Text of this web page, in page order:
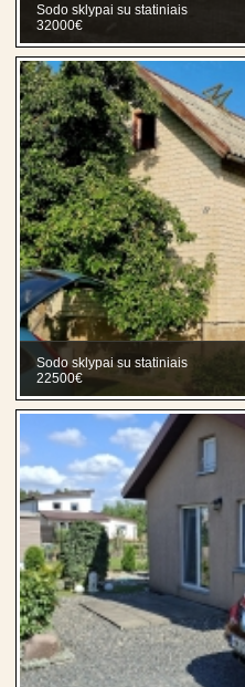
Sodo sklypai su statiniais
32000€
Sodo sklypai su statiniais
22500€